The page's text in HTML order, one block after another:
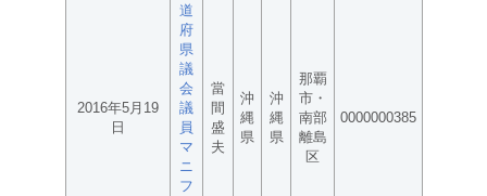
2016年5月19
日
道
府
県
議
会
議
員
マ
ニ
フ
當
間
盛
夫
沖
縄
県
沖
縄
県
那覇
市・
南部
離島
区
0000000385